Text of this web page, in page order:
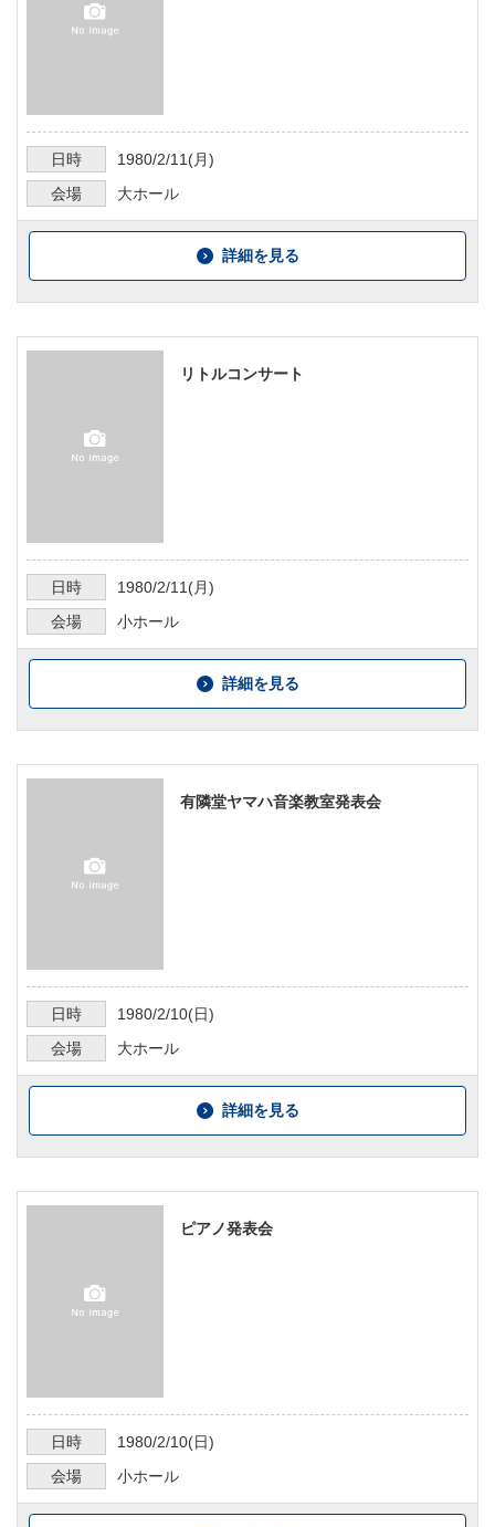
日時 1980/2/11 (月)
会場
大ホール
詳細を見る
リトルコンサート
日時 1980/2/11 (月)
会場
小ホール
詳細を見る
有隣堂ヤマハ音楽教室発表会
日時 1980/2/10(日)
会場
大ホール
詳細を見る
ピアノ発表会
日時 1980/2/10(日)
会場
小ホール